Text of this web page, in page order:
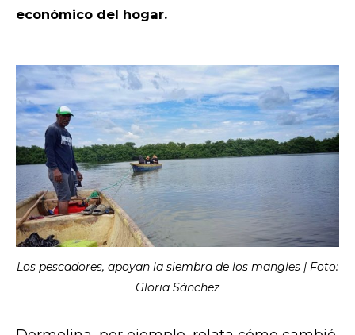
económico del hogar.
Los pescadores, apoyan la siembra de los mangles | Foto:
Gloria Sánchez